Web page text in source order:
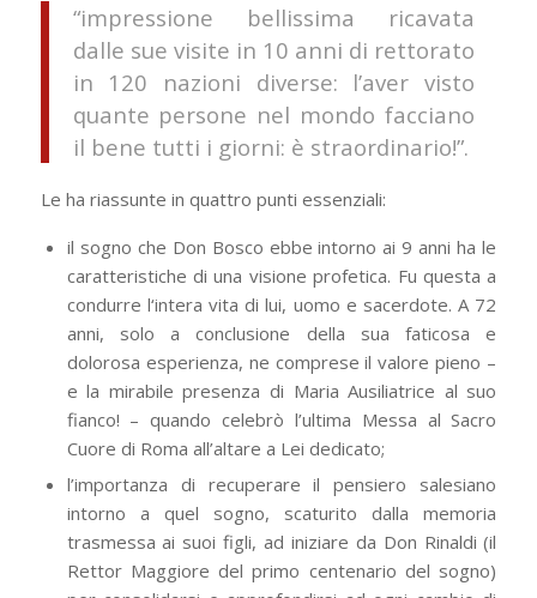
“impressione bellissima ricavata
dalle sue visite in 10 anni di rettorato
in 120 nazioni diverse: l’aver visto
quante persone nel mondo facciano
il bene tutti i giorni: è straordinario!”.
Le ha riassunte in quattro punti essenziali:
il sogno che Don Bosco ebbe intorno ai 9 anni ha le
caratteristiche di una visione profetica. Fu questa a
condurre l‘intera vita di lui, uomo e sacerdote. A 72
anni, solo a conclusione della sua faticosa e
dolorosa esperienza, ne comprese il valore pieno –
e la mirabile presenza di Maria Ausiliatrice al suo
fianco! – quando celebrò l’ultima Messa al Sacro
Cuore di Roma all’altare a Lei dedicato;
l’importanza di recuperare il pensiero salesiano
intorno a quel sogno, scaturito dalla memoria
trasmessa ai suoi figli, ad iniziare da Don Rinaldi (il
Rettor Maggiore del primo centenario del sogno)